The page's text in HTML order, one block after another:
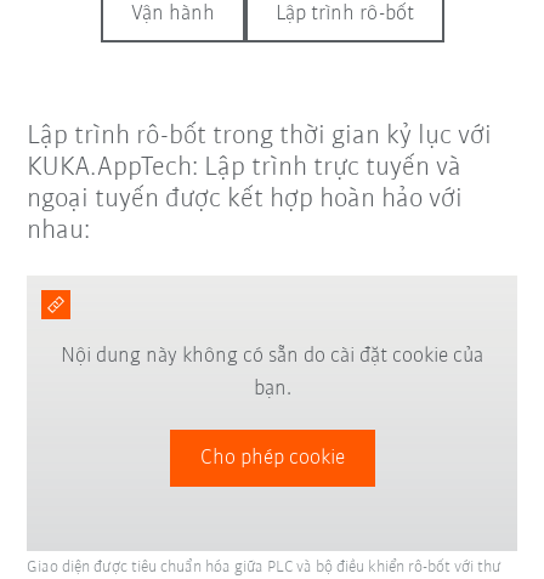
Vận hành Lập trình rô-bốt
Lập trình rô-bốt trong thời gian kỷ lục với
KUKA.AppTech: Lập trình trực tuyến và
ngoại tuyến được kết hợp hoàn hảo với
nhau:
Nội dung này không có sẵn do cài đặt cookie của
bạn.
Cho phép cookie
Giao diện được tiêu chuẩn hóa giữa PLC và bộ điều khiển rô-bốt với thư